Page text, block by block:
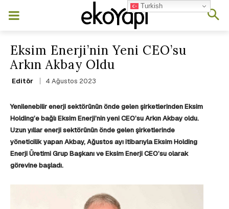
Eksim Enerji’nin Yeni CEO’su
Arkın Akbay Oldu
Editör 4 Ağustos 2023
Yenilenebilir enerji sektörünün önde gelen şirketlerinden Eksim
Holding’e bağlı Eksim Enerji’nin yeni CEO’su Arkın Akbay oldu.
Uzun yıllar enerji sektörünün önde gelen şirketlerinde
yöneticilik yapan Akbay, Ağustos ayı itibarıyla Eksim Holding
Enerji Üretimi Grup Başkanı ve Eksim Enerji CEO’su olarak
görevine başladı.
Turkish